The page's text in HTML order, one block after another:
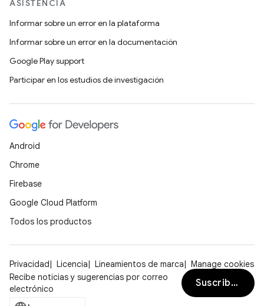
ASISTENCIA
Informar sobre un error en la plataforma
Informar sobre un error en la documentación
Google Play support
Participar en los estudios de investigación
Android
Chrome
Firebase
Google Cloud Platform
Todos los productos
Privacidad Licencia Lineamientos de marca
Manage cookies
Recibe noticias y sugerencias por correo
electrónico
Suscribirse